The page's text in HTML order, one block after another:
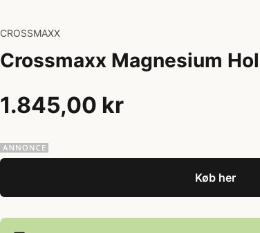
CROSSMAXX
Crossmaxx Magnesium
1.845,00 kr
Køb her